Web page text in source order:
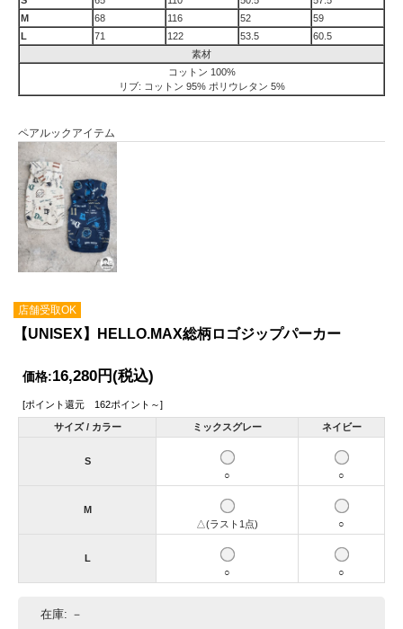
M
68 116 52
59
L
71 122 53.5
60.5
素材
コットン 100%
リブ: コットン 95% ポリウレタン 5%
ペアルックアイテム
店舗受取OK
【UNISEX】HELLO.MAX総柄ロゴジップパーカー
価格:16,280円(税込)
[ポイント還元 162ポイント～]
サイズ / カラー ミックスグレー ネイビー
S
○
○
M
△(ラスト1点)
○
L
○
○
在庫: －